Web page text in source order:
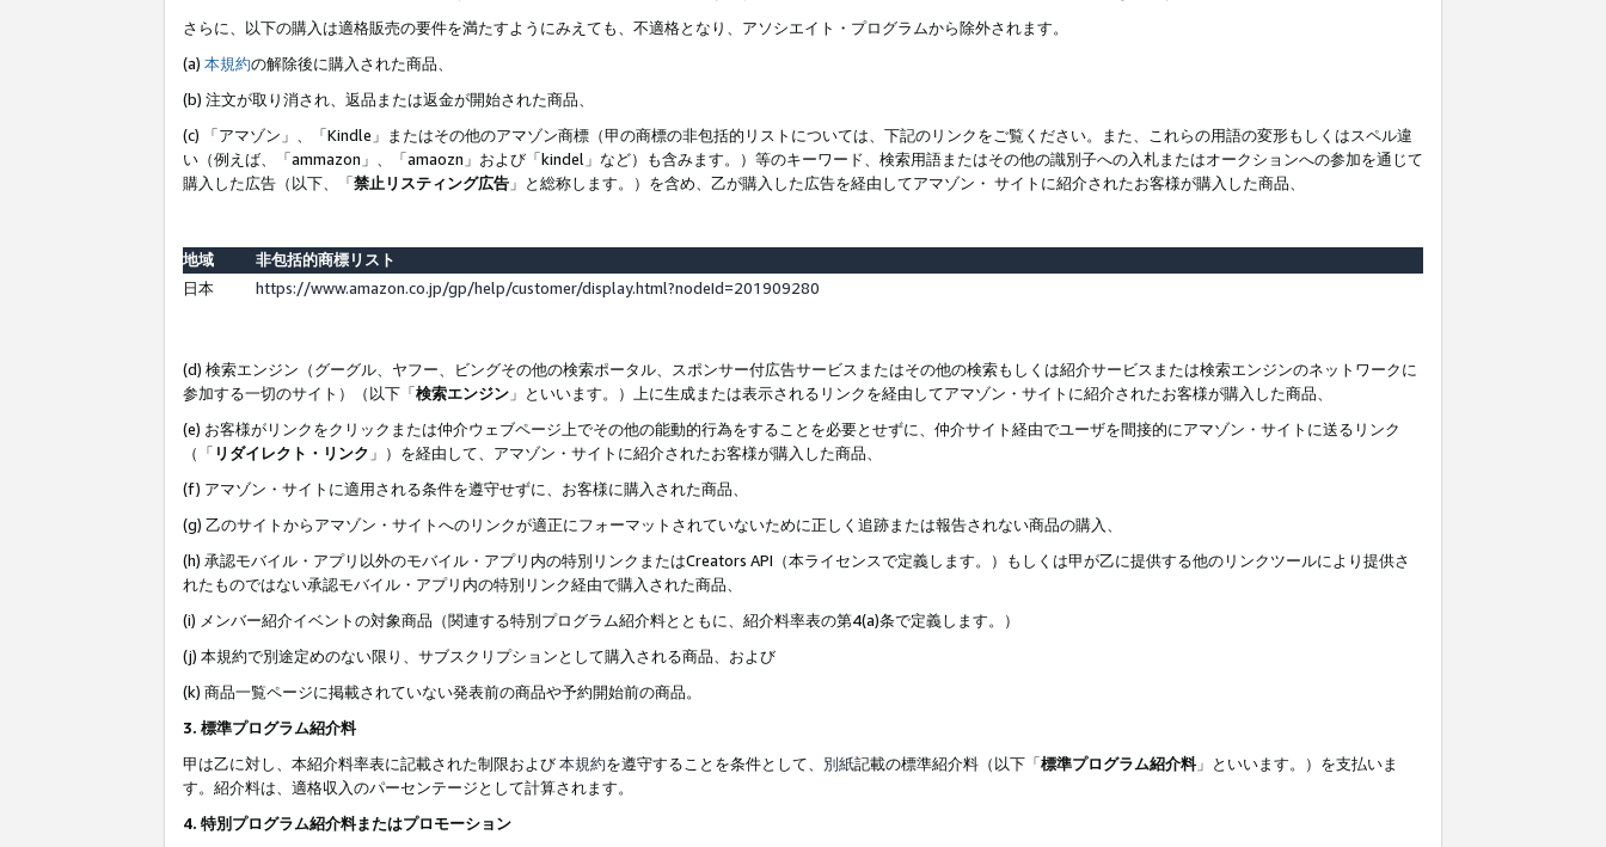
さらに、以下の購入は適格販売の要件を満たすようにみえても、不適格となり、アソシエイト・プログラムから除外されます。
(a) 本規約の解除後に購入された商品、
(b) 注文が取り消され、返品または返金が開始された商品、
(c) 「アマゾン」、「Kindle」またはその他のアマゾン商標（甲の商標の非包括的リストについては、下記のリンクをご覧ください。また、これらの用語の変形もしくはスペル違
い（例えば、「ammazon」、「amaozn」および「kindel」など）も含みます。）等のキーワード、検索用語またはその他の識別子への入札またはオークションへの参加を通じて
購入した広告（以下、「禁止リスティング広告 」と総称します。）を含め、乙が購入した広告を経由してアマゾン・ サイトに紹介されたお客様が購入した商品、
地域
非包括的商標リスト
日本
https://www.amazon.co.jp/gp/help/customer/display.html?nodeId=201909280
(d) 検索エンジン（グーグル、ヤフー、ビングその他の検索ポータル、スポンサー付広告サービスまたはその他の検索もしくは紹介サービスまたは検索エンジンのネットワークに
参加する一切のサイト）（以下「検索エンジン 」といいます。）上に生成または表示されるリンクを経由してアマゾン・サイトに紹介されたお客様が購入した商品、
(e) お客様がリンクをクリックまたは仲介ウェブページ上でその他の能動的行為をすることを必要とせずに、仲介サイト経由でユーザを間接的にアマゾン・サイトに送るリンク
（「 リダイレクト・リンク 」）を経由して、アマゾン・サイトに紹介されたお客様が購入した商品、
(f) アマゾン・サイトに適用される条件を遵守せずに、お客様に購入された商品、
(g) 乙のサイトからアマゾン・サイトへのリンクが適正にフォーマットされていないために正しく追跡または報告されない商品の購入、
(h) 承認モバイル・アプリ以外のモバイル・アプリ内の特別リンクまたはCreators API（本ライセンスで定義します。）もしくは甲が乙に提供する他のリンクツールにより提供さ
れたものではない承認モバイル・アプリ内の特別リンク経由で購入された商品、
(i) メンバー紹介イベントの対象商品（関連する特別プログラム紹介料とともに、紹介料率表の第4(a)条で定義します。）
(j) 本規約で別途定めのない限り、サブスクリプションとして購入される商品、および
(k) 商品一覧ページに掲載されていない発表前の商品や予約開始前の商品。
3. 標準プログラム紹介料
甲は乙に対し、本紹介料率表に記載された制限および本規約を遵守することを条件として、 別紙記載の標準紹介料（以下「標準プログラム紹介料」といいます。）を支払いま
す。紹介料は、適格収入のパーセンテージとして計算されます。
4. 特別プログラム紹介料またはプロモーション